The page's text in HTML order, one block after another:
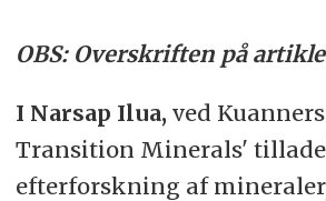
OBS: Overskriften på
I Narsap Ilua, ved
Transition Minerals'
efterforskning af